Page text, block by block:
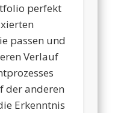
perfekt
passen und
Verlauf
der anderen
Erkenntnis